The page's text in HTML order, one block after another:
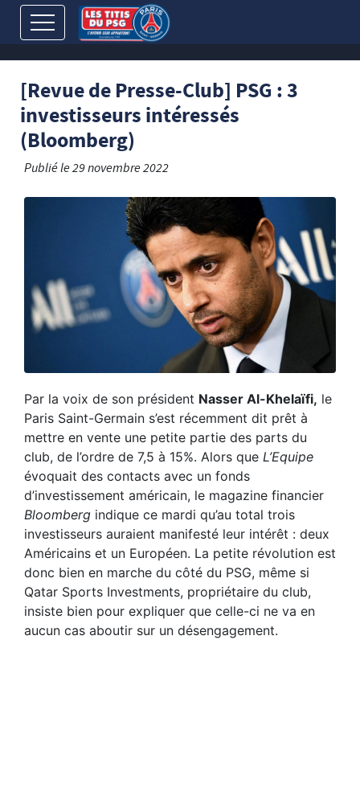
[Revue de Presse-Club] PSG : 3
investisseurs intéressés
(Bloomberg)
Publié le29 novembre 2022
Par la voix de son président Nasser Al-Khelaïfi, le
Paris Saint-Germain s’est récemment dit prêt à
mettre en vente une petite partie des parts du
club, de l’ordre de 7,5 à 15%. Alors que L’Equipe
évoquait des contacts avec un fonds
d’investissement américain, le magazine financier
Bloomberg indique ce mardi qu’au total trois
investisseurs auraient manifesté leur intérêt : deux
Américains et un Européen. La petite révolution est
donc bien en marche du côté du PSG, même si
Qatar Sports Investments, propriétaire du club,
insiste bien pour expliquer que celle-ci ne va en
aucun cas aboutir sur un désengagement.